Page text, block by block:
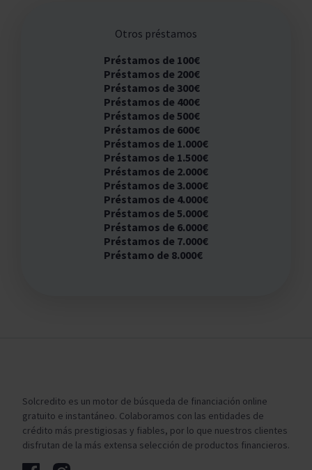
Otros préstamos
Préstamos de 100€
Préstamos de 200€
Préstamos de 300€
Préstamos de 400€
Préstamos de 500€
Préstamos de 600€
Préstamos de 1.000€
Préstamos de 1.500€
Préstamos de 2.000€
Préstamos de 3.000€
Préstamos de 4.000€
Préstamos de 5.000€
Préstamos de 6.000€
Préstamos de 7.000€
Préstamo de 8.000€
Solcredito es un motor de búsqueda de financiación online
gratuito e instantáneo. Colaboramos con las entidades de
crédito más prestigiosas y fiables, por lo que nuestros clientes
disfrutan de la más extensa selección de productos financieros.